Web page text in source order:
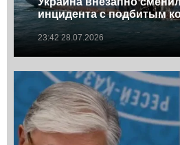
инцидента с подбитым
23:42 28.07.2026